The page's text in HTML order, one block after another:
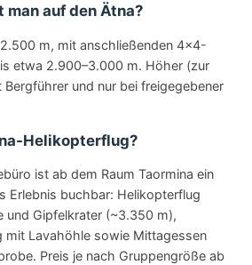
man auf den Ätna?
m, mit anschließenden 4×4-
etwa 2.900–3.000 m. Höher (zur
Bergführer und nur bei freigegebener
Helikopterflug?
ist ab dem Raum Taormina ein
Erlebnis buchbar: Helikopterflug
und Gipfelkrater (~3.350 m),
mit Lavahöhle sowie Mittagessen
Preis je nach Gruppengröße ab